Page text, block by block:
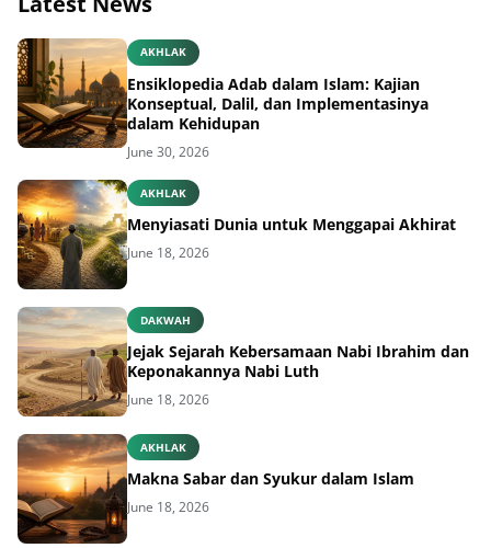
Ensiklopedia Adab dalam Islam: Kajian
Konseptual, Dalil, dan Implementasinya
dalam Kehidupan
June 30, 2026
Menyiasati Dunia untuk Menggapai Akhirat
June 18, 2026
Jejak Sejarah Kebersamaan Nabi Ibrahim dan
Keponakannya Nabi Luth
June 18, 2026
Makna Sabar dan Syukur dalam Islam
June 18, 2026